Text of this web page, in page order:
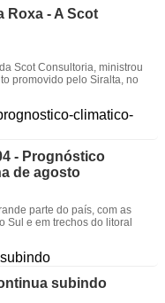
Roxa - A Scot
Scot Consultoria, ministrou
promovido pelo Siralta, no
- Prognóstico
de agosto
parte do país, com as
Sul e em trechos do litoral
subindo